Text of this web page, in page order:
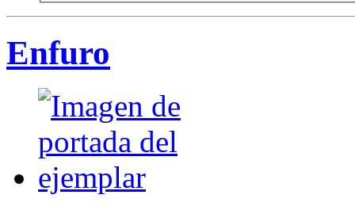
Enfuro